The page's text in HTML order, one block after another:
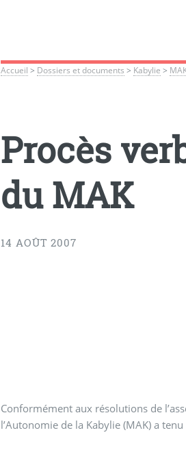
Accueil > Dossiers et documents > Kabylie >
Procès
du MAK
14 AOÛT 2007
Conformément aux résolutions de